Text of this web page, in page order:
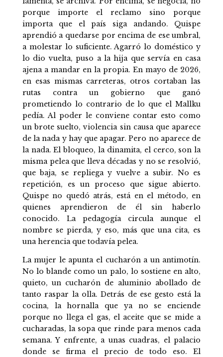
porque importe el reclamo sino porque
importa que el país siga andando. Quispe
aprendió a quedarse por encima de ese umbral,
a molestar lo suficiente. Agarró lo doméstico y
lo dio vuelta, puso a la hija que servía en casa
ajena a mandar en la propia. En mayo de 2026,
en esas mismas carreteras, otros cortaban las
rutas contra un gobierno que ganó
prometiendo lo contrario de lo que el Mallku
pedía. Al poder le conviene contar esto como
un brote suelto, violencia sin causa que aparece
de la nada y hay que apagar. Pero no aparece de
la nada. El bloqueo, la dinamita, el cerco, son la
misma pelea que lleva décadas y no se resolvió,
que baja, se repliega y vuelve a subir. No es
repetición, es un proceso que sigue abierto.
Quispe no quedó atrás, está en el método, en
quienes aprendieron de él sin haberlo
conocido. La pedagogía circula aunque el
nombre se pierda, y eso, más que una cita, es
una herencia que todavía pelea.
La mujer le apunta el cucharón a un antimotín.
No lo blande como un palo, lo sostiene en alto,
quieto, un cucharón de aluminio abollado de
tanto raspar la olla. Detrás de ese gesto está la
cocina, la hornalla que ya no se enciende
porque no llega el gas, el aceite que se mide a
cucharadas, la sopa que rinde para menos cada
semana. Y enfrente, a unas cuadras, el palacio
donde se firma el precio de todo eso. El